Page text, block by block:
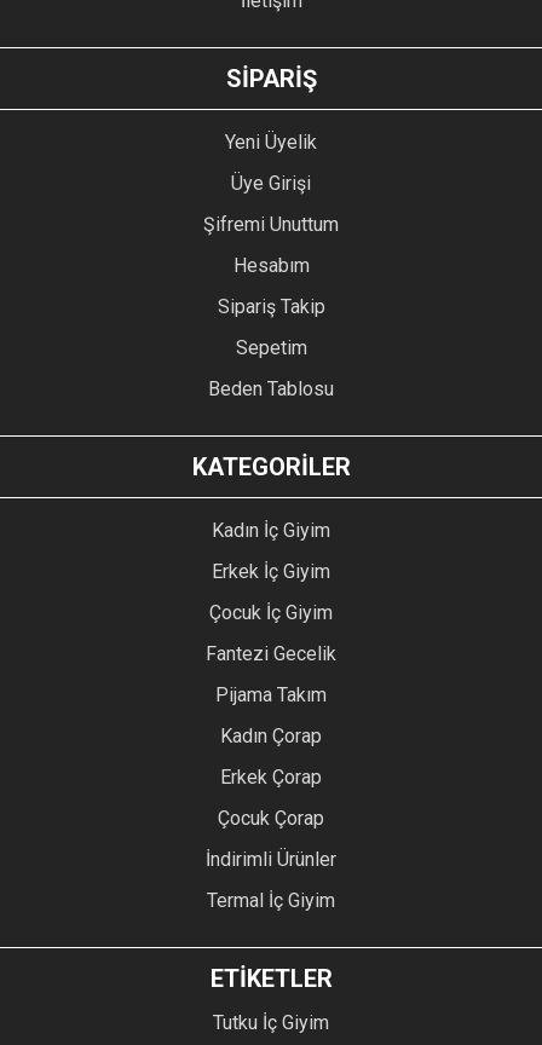
GÖNDER
SİPARİŞ
Yeni Üyelik
Üye Girişi
Şifremi Unuttum
Hesabım
Sipariş Takip
Sepetim
Beden Tablosu
KATEGORİLER
Kadın İç Giyim
Erkek İç Giyim
Çocuk İç Giyim
Fantezi Gecelik
Pijama Takım
Kadın Çorap
Erkek Çorap
Çocuk Çorap
İndirimli Ürünler
Termal İç Giyim
ETİKETLER
Tutku İç Giyim